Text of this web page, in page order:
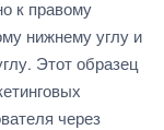
к правому
нижнему углу и
Этот образец
через